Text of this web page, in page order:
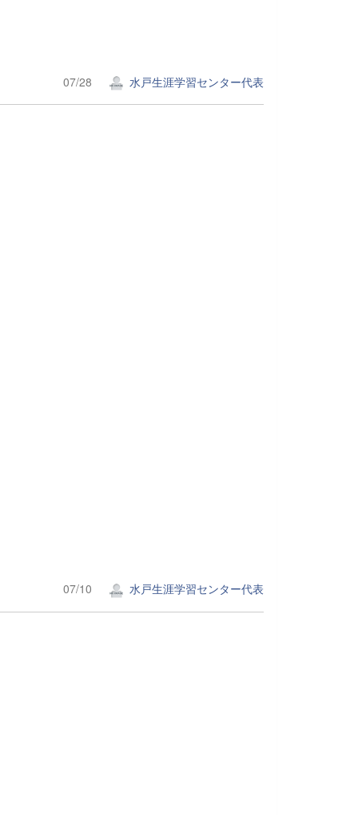
07/28 水戸生涯学習センター代表
07/10 水戸生涯学習センター代表